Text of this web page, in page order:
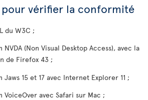
vérifier la conformité
du W3C ;
(Non Visual Desktop Access), avec la
de Firefox 43 ;
15 et 17 avec Internet Explorer 11 ;
avec Safari sur Mac ;